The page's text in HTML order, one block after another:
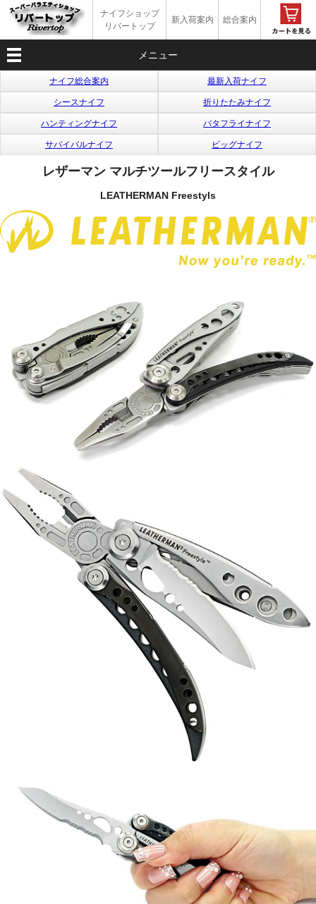
ナイフショップ
リバートップ
新入荷案内 総合案内
メニュー
ナイフ総合案内 最新入荷ナイフ
シースナイフ 折りたたみナイフ
ハンティングナイフ バタフライナイフ
サバイバルナイフ ビッグナイフ
レザーマン マルチツールフリースタイル
LEATHERMAN Freestyls